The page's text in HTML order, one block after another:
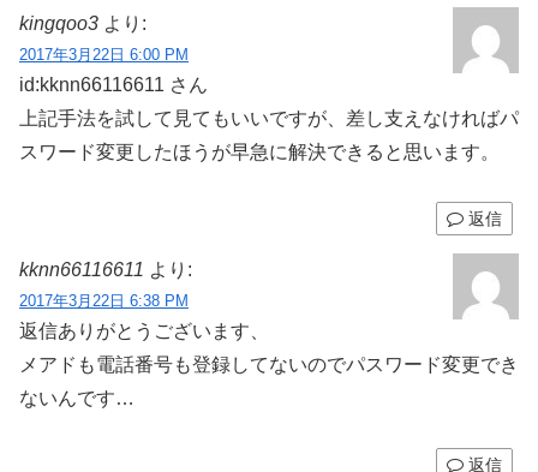
kingqoo3 より:
2017年3月22日 6:00 PM
id:kknn66116611 さん
上記手法を試して見てもいいですが、差し支えなければパ
スワード変更したほうが早急に解決できると思います。
返信
kknn66116611 より:
2017年3月22日 6:38 PM
返信ありがとうございます、
メアドも電話番号も登録してないのでパスワード変更でき
ないんです…
返信